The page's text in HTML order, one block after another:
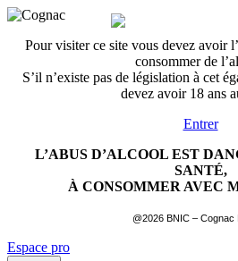
Pour visiter ce site vous devez avoir
consommer de
S’il n’existe pas de législation à cet
devez avoir 18 ans
Entrer
L’ABUS D’ALCOOL EST
SANTÉ,
À CONSOMMER AVEC
@2026 BNIC – Cognac
Espace pro